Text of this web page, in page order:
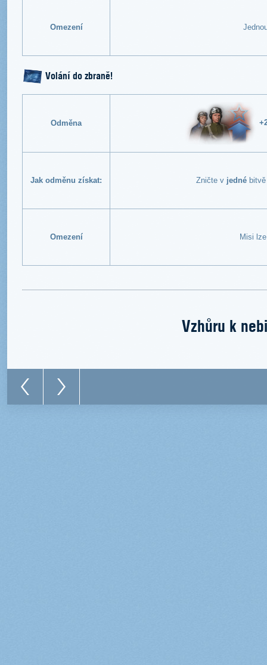
Omezení
Volání do zbraně!
Odměna
Jak odměnu získat: Zničte v jedné
Omezení Misi
Vzhůru k